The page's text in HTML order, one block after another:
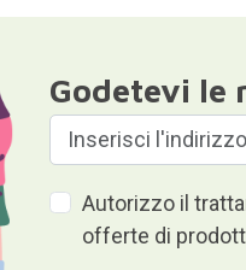
Godetevi le
Autorizzo il
offerte di